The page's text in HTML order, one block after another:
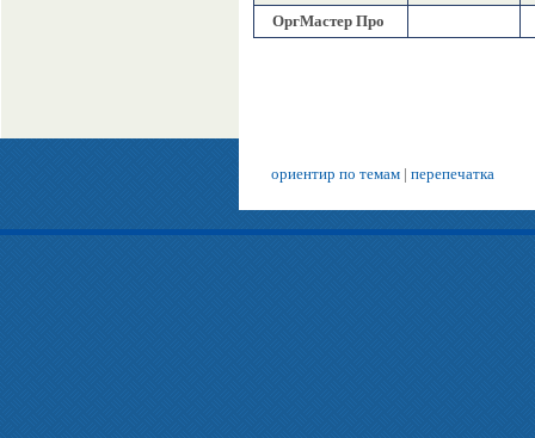
ОргМастер Про
ориентир по темам | перепечатка